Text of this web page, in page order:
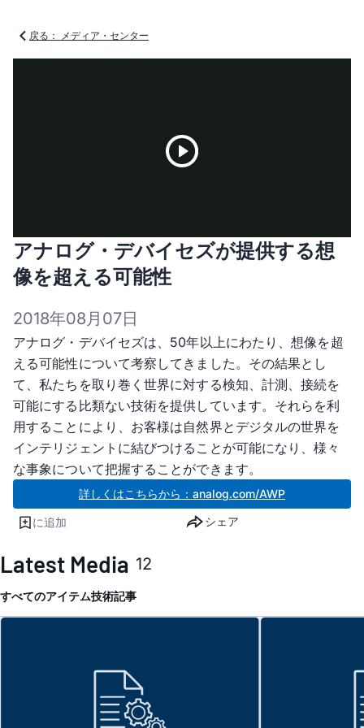
戻る： メディア・センター
Video
アナログ・デバイセズが提供する想
像を超える可能性
2018年08月07日
アナログ・デバイセズは、50年以上にわたり、想像を超
える可能性について考察してきました。その結果とし
て、私たちを取り巻く世界に対する検知、計測、接続を
可能にする比類ない技術を提供しています。それらを利
用することにより、お客様は自然界とデジタルの世界を
インテリジェントに結びつけることが可能になり、様々
な事象について把握することができます。
詳しくはこちらから：analog.com/AWP
に追加 シェア
Latest Media 12
すべてのアイテム技術記事